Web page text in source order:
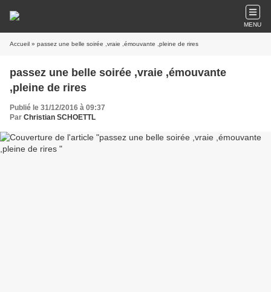
MENU
Accueil » passez une belle soirée ,vraie ,émouvante ,pleine de rires
passez une belle soirée ,vraie ,émouvante
,pleine de rires
Publié le 31/12/2016 à 09:37
Par Christian SCHOETTL